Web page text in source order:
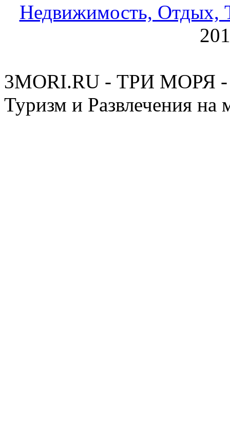
Недвижимость, Отдых,
3MORI.RU - ТРИ МОРЯ -
Туризм и Развлечения на